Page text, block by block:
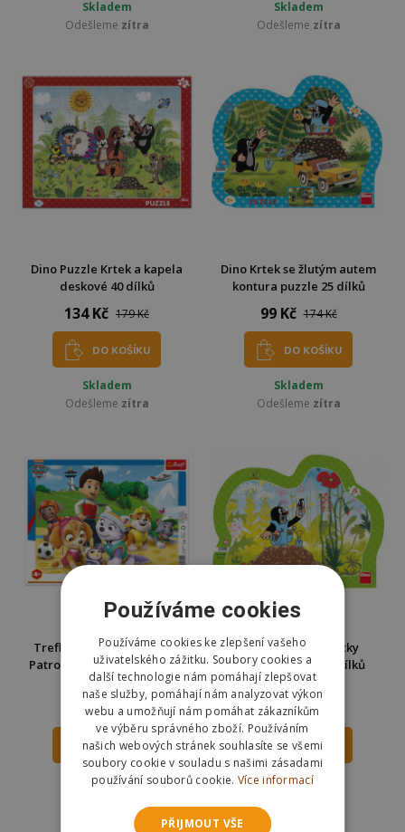
Skladem
Odešleme zítra
Skladem
Odešleme zítra
Dino Puzzle Krtek a kapela
deskové 40 dílků
134 Kč 179 Kč
DO KOŠÍKU
Skladem
Odešleme zítra
Dino Krtek se žlutým autem
kontura puzzle 25 dílků
99 Kč 174 Kč
DO KOŠÍKU
Skladem
Odešleme zítra
Trefl Puzzle deskové Paw
Patrol/Tlapková patrola na
stopě 25 dílků
126 Kč 169 Kč
DO KOŠÍKU
Skladem
Dino Krtek a kalhotky
kontura puzzle 25 dílků
99 Kč 150 Kč
DO KOŠÍKU
Skladem
Používáme cookies
Používáme cookies ke zlepšení vašeho
uživatelského zážitku. Soubory cookies a
další technologie nám pomáhají zlepšovat
naše služby, pomáhají nám analyzovat výkon
webu a umožňují nám pomáhat zákazníkům
ve výběru správného zboží. Používáním
našich webových stránek souhlasíte se všemi
soubory cookie v souladu s našimi zásadami
používání souborů cookie. Více informací
PŘIJMOUT VŠE